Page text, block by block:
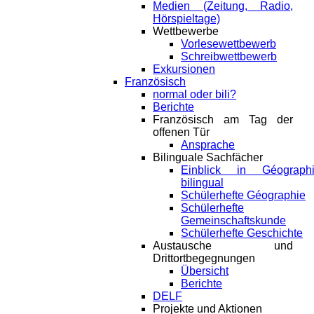
Medien (Zeitung, Radio,
Hörspieltage)
Wettbewerbe
Vorlesewettbewerb
Schreibwettbewerb
Exkursionen
Französisch
normal oder bili?
Berichte
Französisch am Tag der
offenen Tür
Ansprache
Bilinguale Sachfächer
Einblick in
bilingual
Schülerhefte Géographie
Schülerhefte
Gemeinschaftskunde
Schülerhefte Geschichte
Austausche und
Drittortbegegnungen
Übersicht
Berichte
DELF
Projekte und Aktionen